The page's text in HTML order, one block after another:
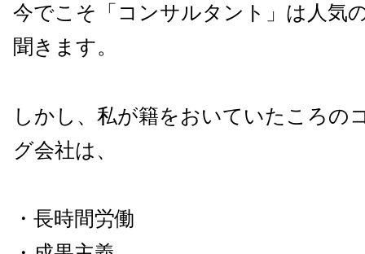
今でこそ「コンサルタント」は人気
聞きます。
しかし、私が籍をおいていたころの
グ会社は、
・長時間労働